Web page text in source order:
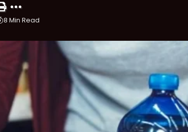
8 Min Read